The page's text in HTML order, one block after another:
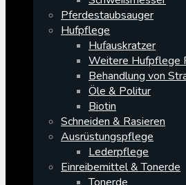
Pferdestaubsauger
Hufpflege
Hufauskratzer
Weitere Hufpflege
Behandlung von
Öle & Politur
Biotin
Schneiden & Rasieren
Ausrüstungspflege
Lederpflege
Einreibemittel & Tonerde